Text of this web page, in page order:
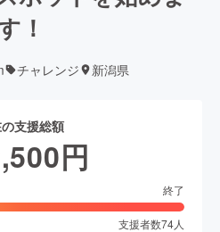
！
チャレンジ 新潟県
支援総額
円
終了
支援者数74人